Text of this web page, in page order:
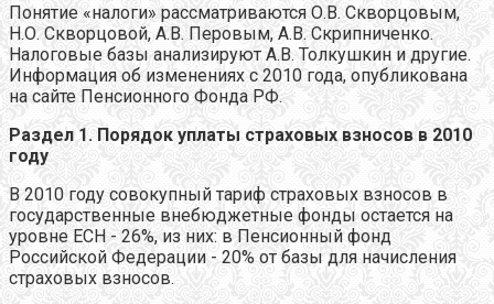
Понятие «налоги» рассматриваются О.В. Скворцовым,
Н.О. Скворцовой, А.В. Перовым, А.В. Скрипниченко.
Налоговые базы анализируют А.В. Толкушкин и другие.
Информация об изменениях с 2010 года, опубликована
на сайте Пенсионного Фонда РФ.
Раздел 1. Порядок уплаты страховых взносов в 2010
году
В 2010 году совокупный тариф страховых взносов в
государственные внебюджетные фонды остается на
уровне ЕСН - 26%, из них: в Пенсионный фонд
Российской Федерации - 20% от базы для начисления
страховых взносов.